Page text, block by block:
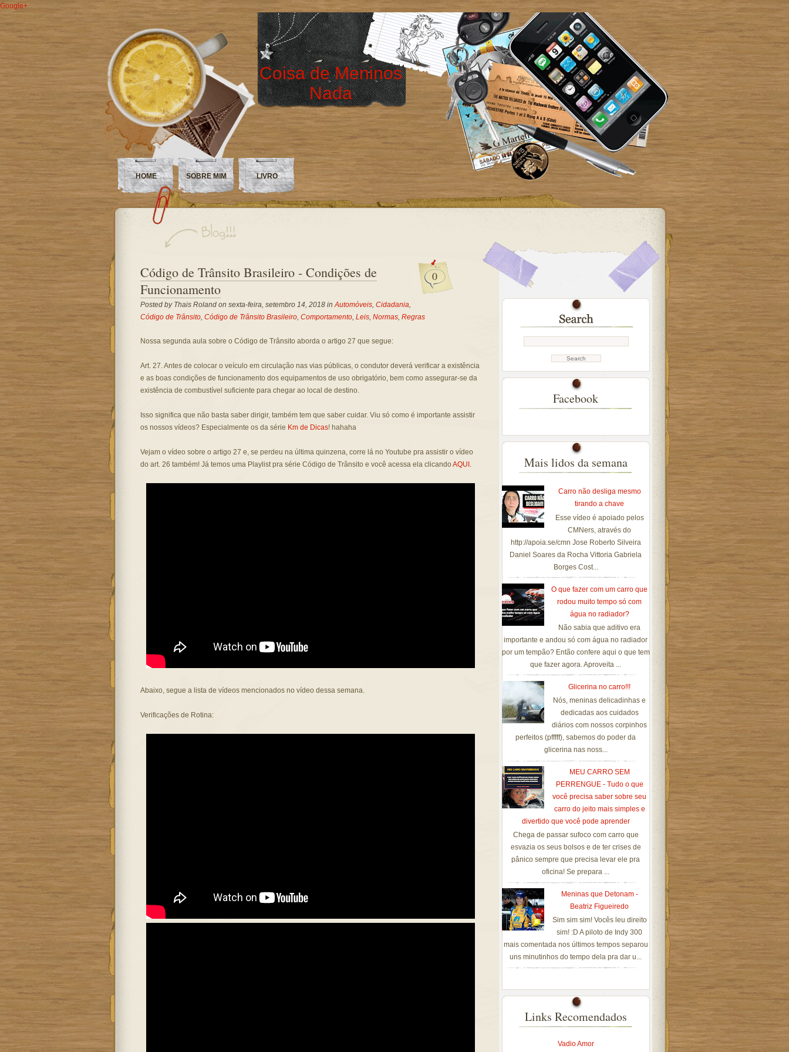
Google+
Coisa de Meninos
Nada
HOME SOBRE MIM LIVRO
0
Código de Trânsito Brasileiro - Condições de
Funcionamento
Posted by Thais Rolandon sexta-feira, setembro 14, 2018 inAutomóveis, Cidadania,
Código de Trânsito, Código de Trânsito Brasileiro, Comportamento, Leis, Normas, Regras
Nossa segunda aula sobre o Código de Trânsito aborda o artigo 27 que segue:
Art. 27. Antes de colocar o veículo em circulação nas vias públicas, o condutor deverá verificar a existência
e as boas condições de funcionamento dos equipamentos de uso obrigatório, bem como assegurar-se da
existência de combustível suficiente para chegar ao local de destino.
Isso significa que não basta saber dirigir, também tem que saber cuidar. Viu só como é importante assistir
os nossos vídeos? Especialmente os da série Km de Dicas! hahaha
Vejam o vídeo sobre o artigo 27 e, se perdeu na última quinzena, corre lá no Youtube pra assistir o vídeo
do art. 26 também! Já temos uma Playlist pra série Código de Trânsito e você acessa ela clicandoAQUI .
Abaixo, segue a lista de vídeos mencionados no vídeo dessa semana.
Verificações de Rotina:
Facebook
Mais lidos da semana
Carro não desliga mesmo
tirando a chave
Esse vídeo é apoiado pelos
CMNers, através do
http://apoia.se/cmn Jose Roberto Silveira
Daniel Soares da Rocha Vittoria Gabriela
Borges Cost...
O que fazer com um carro que
rodou muito tempo só com
água no radiador?
Não sabia que aditivo era
importante e andou só com água no radiador
por um tempão? Então confere aqui o que tem
que fazer agora. Aproveita ...
Glicerina no carro!!!
Nós, meninas delicadinhas e
dedicadas aos cuidados
diários com nossos corpinhos
perfeitos (pfffff), sabemos do poder da
glicerina nas noss...
MEU CARRO SEM
PERRENGUE - Tudo o que
você precisa saber sobre seu
carro do jeito mais simples e
divertido que você pode aprender
Chega de passar sufoco com carro que
esvazia os seus bolsos e de ter crises de
pânico sempre que precisa levar ele pra
oficina! Se prepara ...
Meninas que Detonam -
Beatriz Figueiredo
Sim sim sim! Vocês leu direito
sim! :D A piloto de Indy 300
mais comentada nos últimos tempos separou
uns minutinhos do tempo dela pra dar u...
Links Recomendados
Vadio Amor